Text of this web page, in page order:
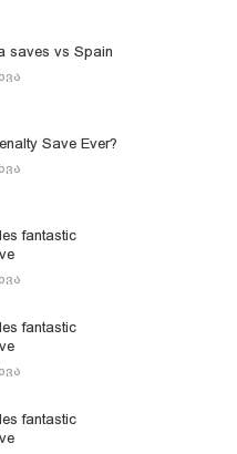
saves vs Spain
Save Ever?
fantastic
fantastic
fantastic